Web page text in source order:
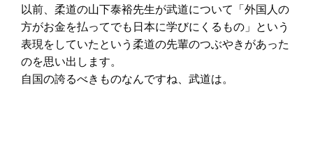
以前、柔道の山下泰裕先生が武道について「外国人の
方がお金を払ってでも日本に学びにくるもの」という
表現をしていたという柔道の先輩のつぶやきがあった
のを思い出します。
自国の誇るべきものなんですね、武道は。